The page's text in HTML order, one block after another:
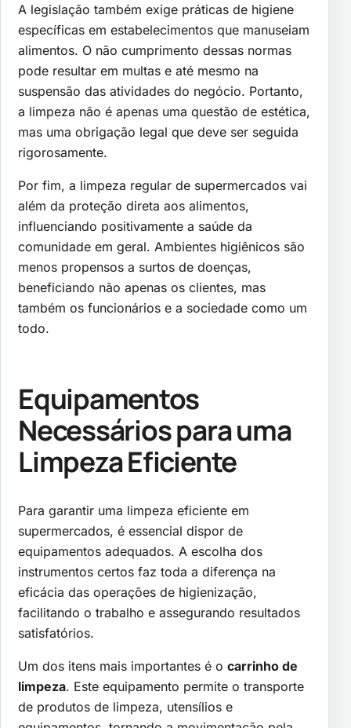
A legislação também exige práticas de higiene
específicas em estabelecimentos que manuseiam
alimentos. O não cumprimento dessas normas
pode resultar em multas e até mesmo na
suspensão das atividades do negócio. Portanto,
a limpeza não é apenas uma questão de estética,
mas uma obrigação legal que deve ser seguida
rigorosamente.
Por fim, a limpeza regular de supermercados vai
além da proteção direta aos alimentos,
influenciando positivamente a saúde da
comunidade em geral. Ambientes higiênicos são
menos propensos a surtos de doenças,
beneficiando não apenas os clientes, mas
também os funcionários e a sociedade como um
todo.
Equipamentos
Necessários para uma
Limpeza Eficiente
Para garantir uma limpeza eficiente em
supermercados, é essencial dispor de
equipamentos adequados. A escolha dos
instrumentos certos faz toda a diferença na
eficácia das operações de higienização,
facilitando o trabalho e assegurando resultados
satisfatórios.
Um dos itens mais importantes é o carrinho de
limpeza. Este equipamento permite o transporte
de produtos de limpeza, utensílios e